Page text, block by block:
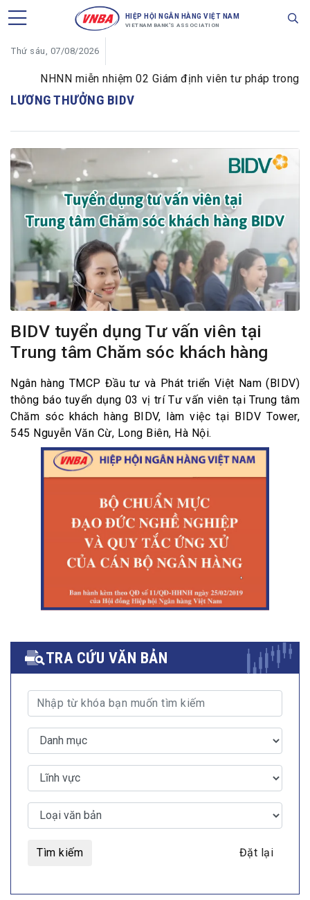
HIỆP HỘI NGÂN HÀNG VIỆT NAM
VIETNAM BANK'S ASSOCIATION
Thứ sáu, 07/08/2026
NHNN miễn nhiệm 02 Giám định viên tư pháp trong
LƯƠNG THƯỞNG BIDV
BIDV tuyển dụng Tư vấn viên tại
Trung tâm Chăm sóc khách hàng
Ngân hàng TMCP Đầu tư và Phát triển Việt Nam (BIDV)
thông báo tuyển dụng 03 vị trí Tư vấn viên tại Trung tâm
Chăm sóc khách hàng BIDV, làm việc tại BIDV Tower,
545 Nguyễn Văn Cừ, Long Biên, Hà Nội.
TRA CỨU VĂN BẢN
Tìm kiếm Đặt lại